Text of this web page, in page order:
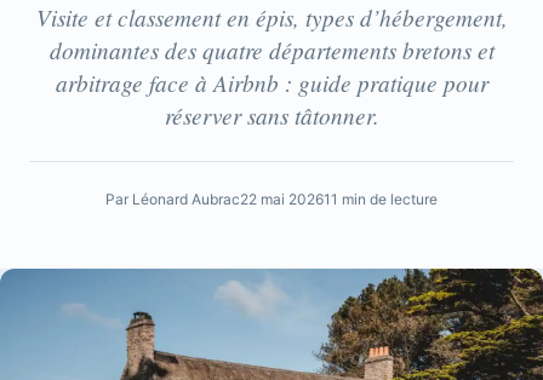
Visite et classement en épis, types d’hébergement,
dominantes des quatre départements bretons et
arbitrage face à Airbnb : guide pratique pour
réserver sans tâtonner.
Par Léonard Aubrac22 mai 202611 min de lecture